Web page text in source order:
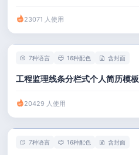
23071 人使用
7种语言 16种配色 含封面
工程监理线条分栏式个人简历模板
20429 人使用
7种语言 16种配色 含封面